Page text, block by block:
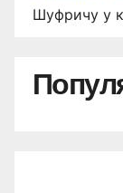
Шуфричу у